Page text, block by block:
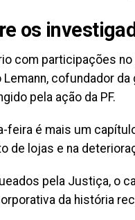
os
com participações
cofundador
pela ação da PF.
feira é mais um
de lojas e na
pela Justiça, o
da história